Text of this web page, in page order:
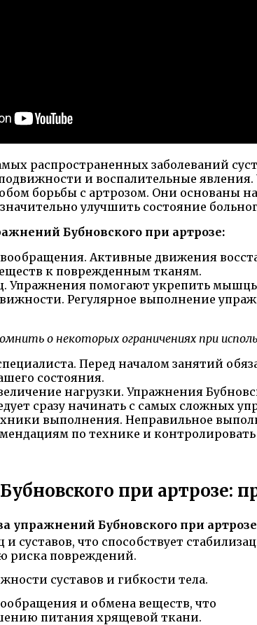
распространенных заболеваний
и воспалительные
борьбы с артрозом. Они основаны
улучшить состояние
Бубновского при артрозе:
Активные движения
к поврежденным тканям.
Упражнения помогают укрепить мышцы
Регулярное выполнение
о некоторых ограничениях при
Перед началом занятий
состояния.
нагрузки. Упражнения
сразу начинать с самых сложных
выполнения. Неправильное
по технике и
при артрозе:
упражнений Бубновского при
суставов, что способствует
риска повреждений.
суставов и гибкости тела.
и обмена веществ, что
питания хрящевой ткани.